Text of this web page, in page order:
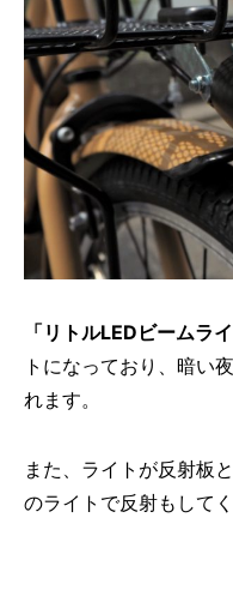
「リトルLEDビームライ
トになっており、暗い
れます。
また、ライトが反射板
のライトで反射もして